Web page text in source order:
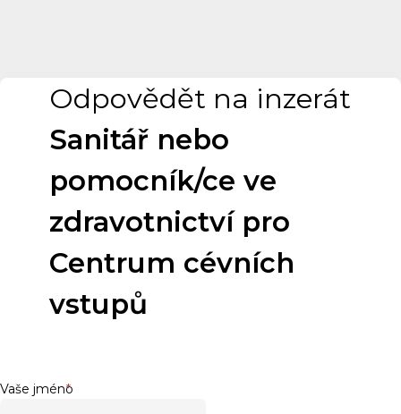
Odpovědět na inzerát
Sanitář nebo
pomocník/ce ve
zdravotnictví pro
Centrum cévních
vstupů
Vaše jméno
*